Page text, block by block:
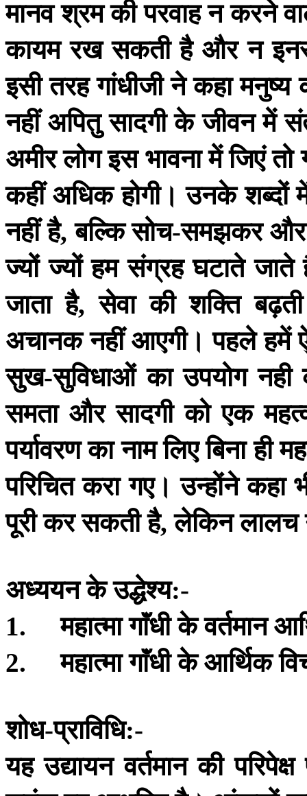
मानवश्रमकीपरवाहनकरने
कायम रख सकती है और न
इसी तरह गांधीजी ने कहा मनुष्य
नहीं अपितु सादगी के जीवन में
अमीरलोगइसभावनामेंजिएंतो
कहीं अधिक होगी। उनके शब्दों
नहीं है,बल्कि सोच-समझकर और
ज्यों ज्यों हम संग्रह घटाते जाते
जाता है,सेवा की शक्ति बढ़ती
अचानक नहीं आएगी। पहले हमें
सुख-सुविधाओं का उपयोग नही
समता और सादगी को एक
पर्यावरणकानामलिएबिनाही
परिचित करा गए। उन्होंने कहा
पूरीकरसकतीहै,लेकिनलालच
अध्ययनकेउद्धेश्य:-
1.महात्मागाॅंधीकेवर्तमान
2.महात्मागाॅंधीकेआर्थिक
शोध-प्राविधि:-
यह उद्यायन वर्तमान की परिपेक्ष